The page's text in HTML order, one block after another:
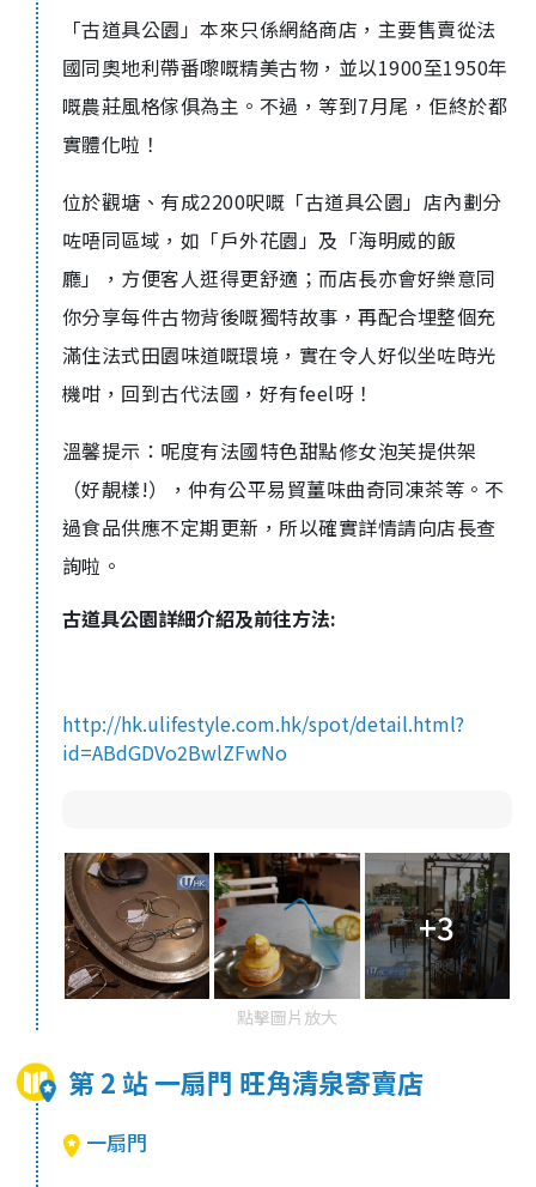
「古道具公園」本來只係網絡商店，主要售賣從法
國同奧地利帶番嚟嘅精美古物，並以1900至1950年
嘅農莊風格傢俱為主。不過，等到7月尾，佢終於都
實體化啦！
位於觀塘、有成2200呎嘅 「古道具公園」 店內劃分
咗唔同區域，如「戶外花園」及「海明威的飯
廳」，方便客人逛得更舒適；而店長亦會好樂意同
你分享每件古物背後嘅獨特故事，再配合埋整個充
滿住法式田園味道嘅環境，實在令人好似坐咗時光
機咁，回到古代法國，好有feel呀！
溫馨提示：呢度有法國特色甜點修女泡芙提供架
（好靚樣!），仲有公平易貿薑味曲奇同凍茶等。不
過食品供應不定期更新，所以確實詳情請向店長查
詢啦。
古道具公園詳細介紹及前往方法:
http://hk.ulifestyle.com.hk/spot/detail.html?
id=ABdGDVo2BwlZFwNo
+3
點擊圖片放大
第 2 站 一扇門 旺角清泉寄賣店
一扇門